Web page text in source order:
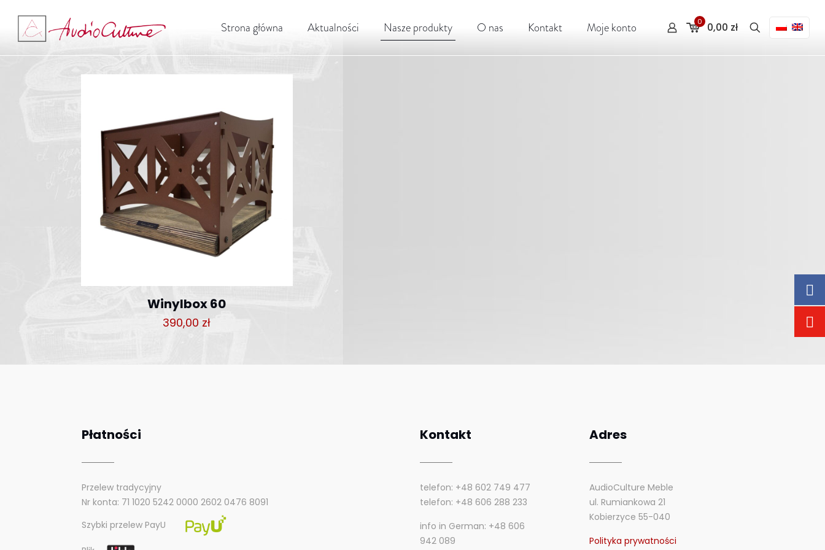
Strona główna Aktualności Nasze produkty O nas Kontakt Moje konto 0 0,00 zł
Winylbox 60
390,00 zł
Płatności
Przelew tradycyjny
Nr konta: 71 1020 5242 0000 2602 0476 8091
Szybki przelew PayU
Kontakt
telefon: +48 602 749 477
telefon: +48 606 288 233
info in German: +48 606
942 089
Adres
AudioCulture Meble
ul. Rumiankowa 21
Kobierzyce 55-040
Polityka prywatności